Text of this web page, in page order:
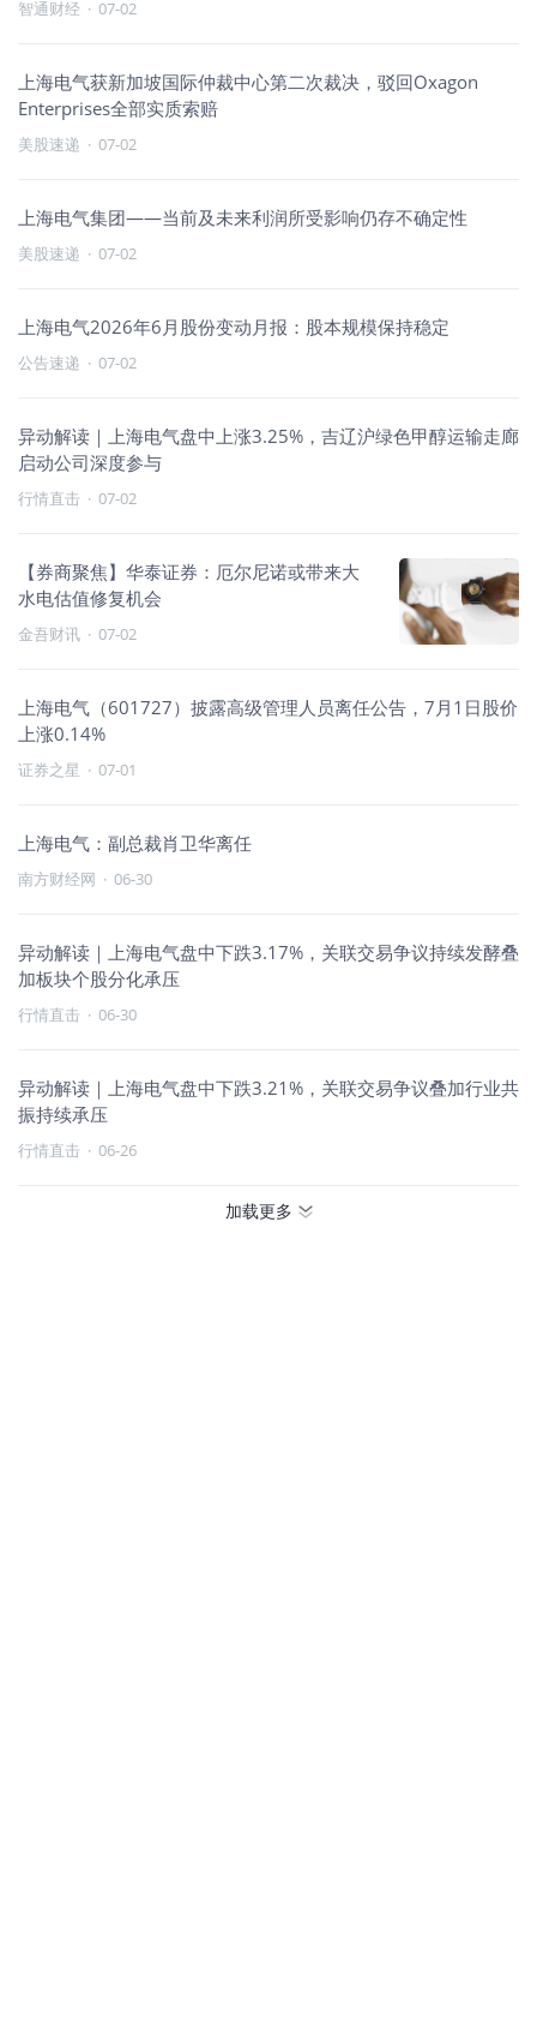
智通财经 · 07-02
上海电气获新加坡国际仲裁中心第二次裁决，驳回Oxagon
Enterprises全部实质索赔
美股速递 · 07-02
上海电气集团——当前及未来利润所受影响仍存不确定性
美股速递 · 07-02
上海电气2026年6月股份变动月报：股本规模保持稳定
公告速递 · 07-02
异动解读｜上海电气盘中上涨3.25%，吉辽沪绿色甲醇运输走廊
启动公司深度参与
行情直击 · 07-02
【券商聚焦】华泰证券：厄尔尼诺或带来大
水电估值修复机会
金吾财讯 · 07-02
上海电气（601727）披露高级管理人员离任公告，7月1日股价
上涨0.14%
证券之星 · 07-01
上海电气：副总裁肖卫华离任
南方财经网 · 06-30
异动解读｜上海电气盘中下跌3.17%，关联交易争议持续发酵叠
加板块个股分化承压
行情直击 · 06-30
异动解读｜上海电气盘中下跌3.21%，关联交易争议叠加行业共
振持续承压
行情直击 · 06-26
加载更多